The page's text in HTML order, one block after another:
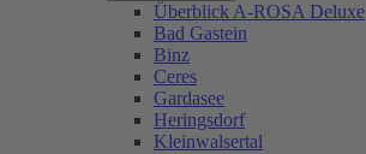
Überblick A-ROSA Deluxe
Bad Gastein
Binz
Ceres
Gardasee
Heringsdorf
Kleinwalsertal